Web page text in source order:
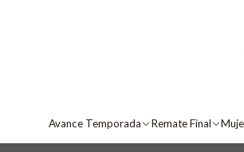
Avance Temporada Remate Final